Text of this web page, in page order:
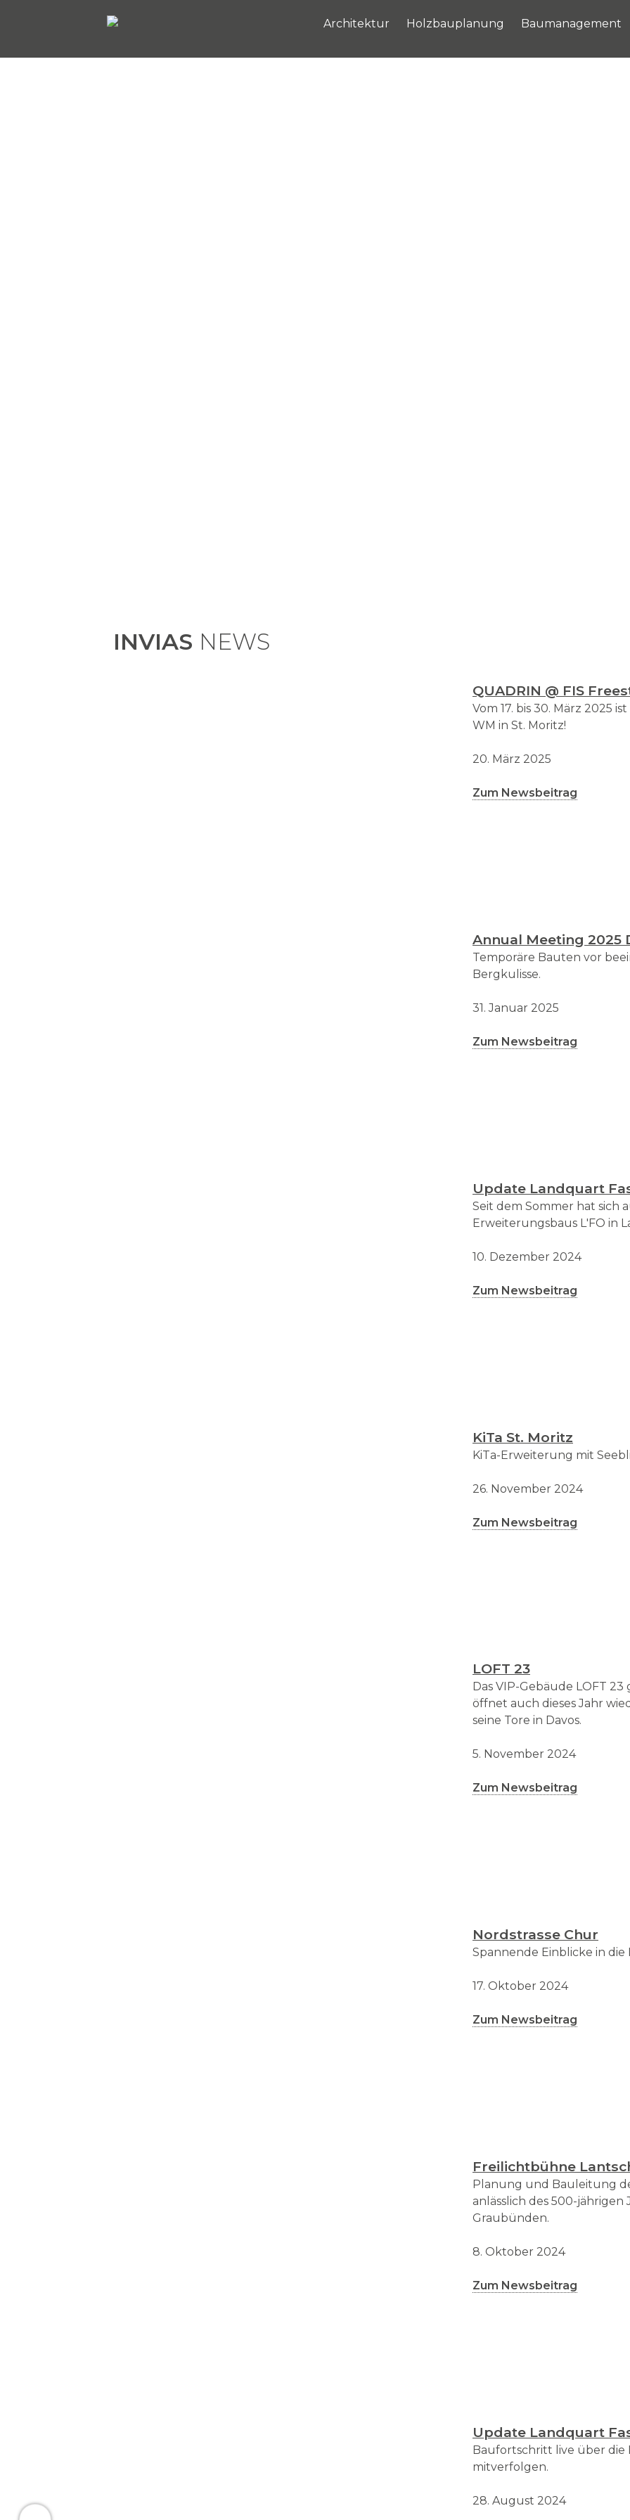
Architektur Holzbauplanung Baumanagement
INVIAS NEWS
QUADRIN @ FIS
Vom 17. bis 30. März 2025
WM in St. Moritz!
20. März 2025
Zum Newsbeitrag
Annual Meeting 2025
Temporäre Bauten vor
Bergkulisse.
31. Januar 2025
Zum Newsbeitrag
Update Landquart
Seit dem Sommer hat sich
Erweiterungsbaus L'FO in
10. Dezember 2024
Zum Newsbeitrag
KiTa St. Moritz
KiTa-Erweiterung mit
26. November 2024
Zum Newsbeitrag
LOFT 23
Das VIP-Gebäude LOFT
öffnet auch dieses Jahr
seine Tore in Davos.
5. November 2024
Zum Newsbeitrag
Nordstrasse Chur
Spannende Einblicke in
17. Oktober 2024
Zum Newsbeitrag
Freilichtbühne
Planung und Bauleitung
anlässlich des 500-jährigen
Graubünden.
8. Oktober 2024
Zum Newsbeitrag
Update Landquart
Baufortschritt live über die
mitverfolgen.
28. August 2024